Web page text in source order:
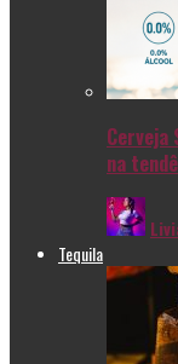
na
Tequila